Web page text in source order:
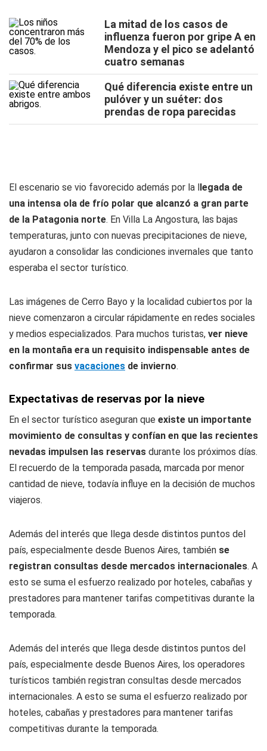
La mitad de los casos de
influenza fueron por gripe A en
Mendoza y el pico se adelantó
cuatro semanas
Qué diferencia existe entre un
pulóver y un suéter: dos
prendas de ropa parecidas
El escenario se vio favorecido además por la llegada de
una intensa ola de frío polar que alcanzó a gran parte
de la Patagonia norte. En Villa La Angostura, las bajas
temperaturas, junto con nuevas precipitaciones de nieve,
ayudaron a consolidar las condiciones invernales que tanto
esperaba el sector turístico.
Las imágenes de Cerro Bayo y la localidad cubiertos por la
nieve comenzaron a circular rápidamente en redes sociales
y medios especializados. Para muchos turistas, ver nieve
en la montaña era un requisito indispensable antes de
confirmar sus vacaciones de invierno.
Expectativas de reservas por la nieve
En el sector turístico aseguran que existe un importante
movimiento de consultas y confían en que las recientes
nevadas impulsen las reservas durante los próximos días.
El recuerdo de la temporada pasada, marcada por menor
cantidad de nieve, todavía influye en la decisión de muchos
viajeros.
Además del interés que llega desde distintos puntos del
país, especialmente desde Buenos Aires, también se
registran consultas desde mercados internacionales. A
esto se suma el esfuerzo realizado por hoteles, cabañas y
prestadores para mantener tarifas competitivas durante la
temporada.
Además del interés que llega desde distintos puntos del
país, especialmente desde Buenos Aires, los operadores
turísticos también registran consultas desde mercados
internacionales. A esto se suma el esfuerzo realizado por
hoteles, cabañas y prestadores para mantener tarifas
competitivas durante la temporada.